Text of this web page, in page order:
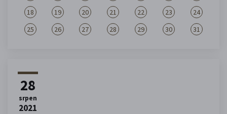
18
19 20 21 22 23
24
25
26 27 28 29 30 31
28
srpen
2021